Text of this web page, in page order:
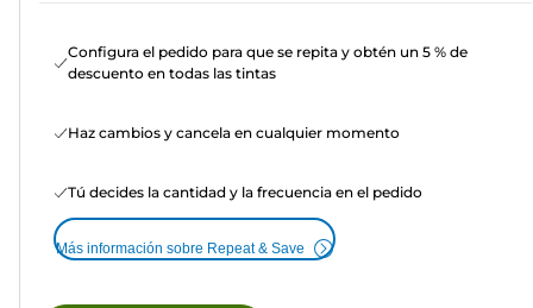
Configura el pedido para que se repita y obtén un 5 % de
descuento en todas las tintas
Haz cambios y cancela en cualquier momento
Tú decides la cantidad y la frecuencia en el pedido
Más información sobre Repeat & Save